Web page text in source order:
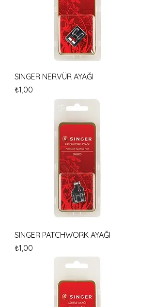
SINGER NERVÜR AYAĞI
Fiyat
₺1,00
SINGER PATCHWORK AYAĞI
Fiyat
₺1,00